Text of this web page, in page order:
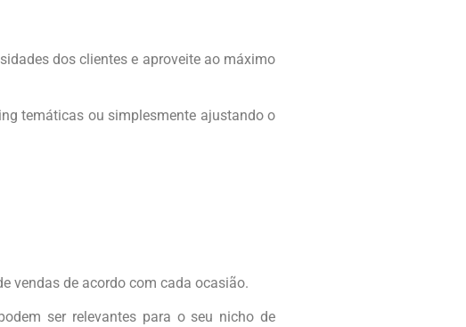
dos clientes e aproveite ao máximo
temáticas ou simplesmente ajustando o
vendas de acordo com cada ocasião.
ser relevantes para o seu nicho de